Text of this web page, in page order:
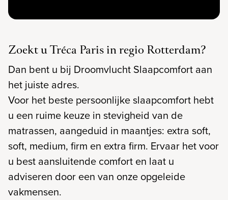
Zoekt u Tréca Paris in regio Rotterdam?
Dan bent u bij Droomvlucht Slaapcomfort aan
het juiste adres.
Voor het beste persoonlijke slaapcomfort hebt
u een ruime keuze in stevigheid van de
matrassen, aangeduid in maantjes: extra soft,
soft, medium, firm en extra firm. Ervaar het voor
u best aansluitende comfort en laat u
adviseren door een van onze opgeleide
vakmensen.